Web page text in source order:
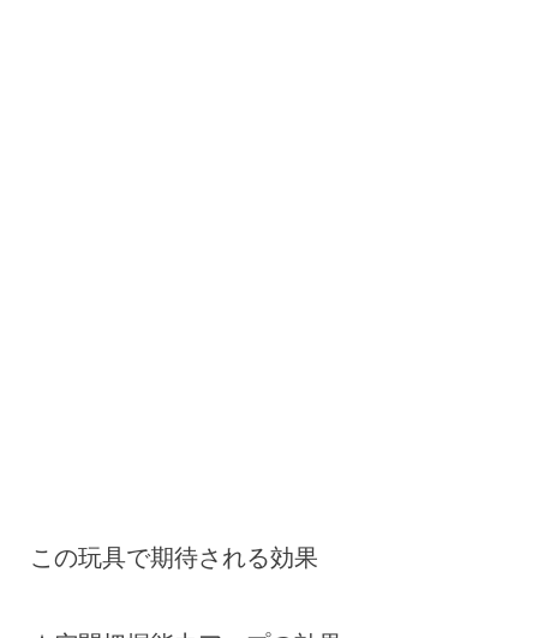
この玩具で期待される効果